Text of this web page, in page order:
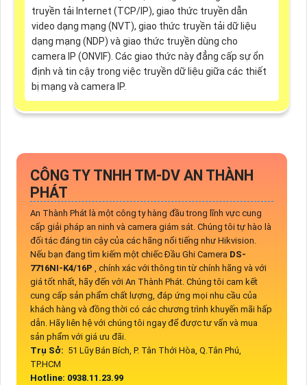
truyền tải Internet (TCP/IP), giao thức truyền dẫn
video dạng mạng (NVT), giao thức truyền tải dữ liệu
dạng mạng (NDP) và giao thức truyền dùng cho
camera IP (ONVIF). Các giao thức này đẳng cấp sự ổn
định và tin cậy trong việc truyền dữ liệu giữa các thiết
bị mạng và camera IP.
CÔNG TY TNHH TM-DV AN THÀNH
PHÁT
An Thành Phát là một công ty hàng đầu trong lĩnh vực cung
cấp giải pháp an ninh và camera giám sát. Chúng tôi tự hào là
đối tác đáng tin cậy của các hãng nổi tiếng như Hikvision.
Nếu bạn đang tìm kiếm một chiếc Đầu Ghi Camera DS-
7716NI-K4/16P
, chính xác với thông tin từ chính hãng và với
giá tốt nhất, hãy đến với An Thành Phát. Chúng tôi cam kết
cung cấp sản phẩm chất lượng, đáp ứng mọi nhu cầu của
khách hàng và đồng thời có các chương trình khuyến mãi hấp
dẫn. Hãy liên hệ với chúng tôi ngay để được tư vấn và mua
sản phẩm với giá ưu đãi.
Trụ Sở: 51 Lũy Bán Bích, P. Tân Thới Hòa, Q.Tân Phú,
TP.HCM
Hotline: 0938.11.23.99